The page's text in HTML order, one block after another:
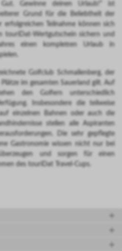
Gewinne deinen Urlaub!“ ist
Grund für die Beliebtheit der
erfolgreichen Teilnahme können sich
touriDat-Wertgutschein sichern und
einen kompletten Urlaub in
Golfclub Schmallenberg, der
im gesamten Sauerland gilt. Auf
den Golfern unterschiedlich
Insbesondere die teilweise
einzelnen Bahnen oder auch die
stellen alle Aspiranten
Die sehr gepflegte
Gastronomie wissen nicht nur bei
und sorgen für einen
des touriDat Travel-Cups.